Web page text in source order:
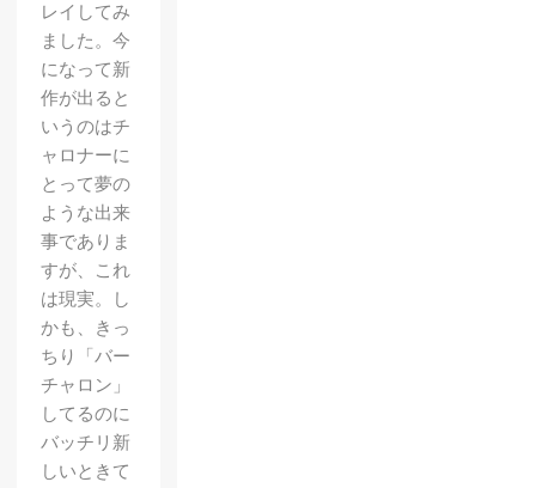
レイしてみ
ました。今
になって新
作が出ると
いうのはチ
ャロナーに
とって夢の
ような出来
事でありま
すが、これ
は現実。し
かも、きっ
ちり「バー
チャロン」
してるのに
バッチリ新
しいときて